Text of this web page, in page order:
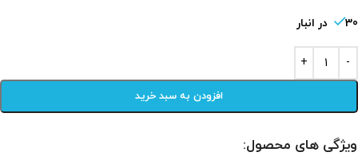
30 در انبار
افزودن به سبد خرید
ویژگی های محصول: